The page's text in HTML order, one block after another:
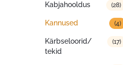
Kabjahooldus (28)
Kannused (4)
Kärbseloorid/
tekid
(17)